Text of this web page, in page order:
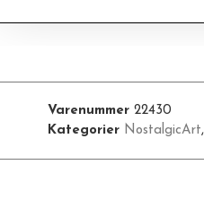
Varenummer 22430
Kategorier NostalgicArt,